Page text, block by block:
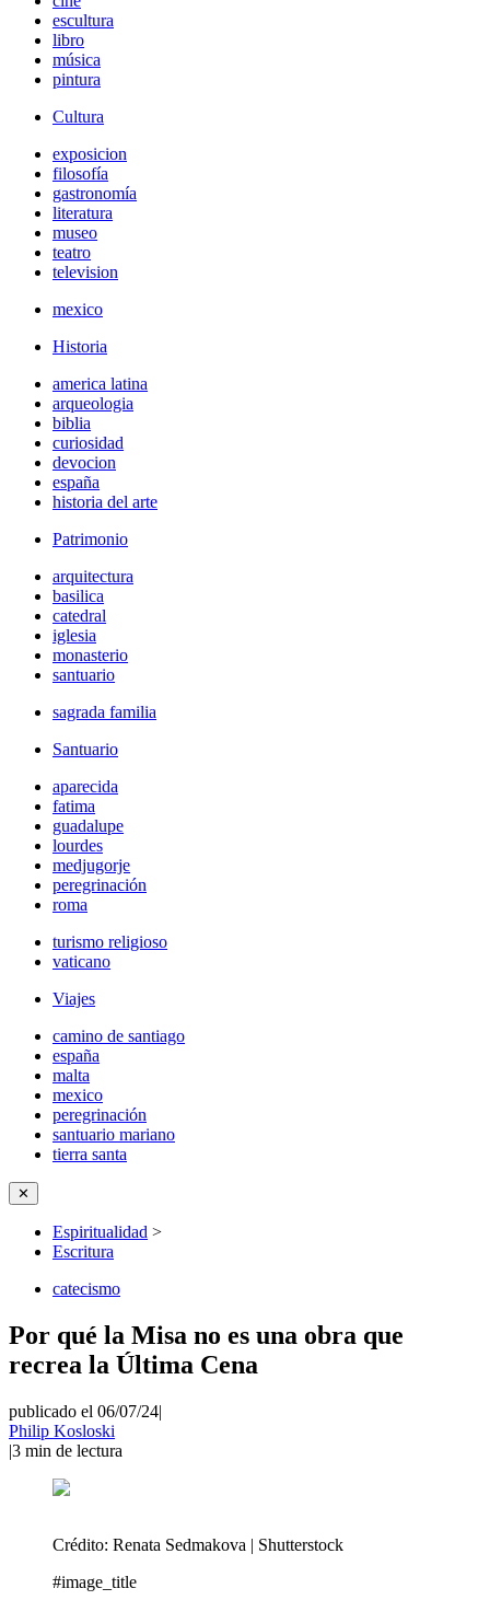
escultura
libro
música
pintura
Cultura
exposicion
filosofía
gastronomía
literatura
museo
teatro
television
mexico
Historia
america latina
arqueologia
biblia
curiosidad
devocion
españa
historia del arte
Patrimonio
arquitectura
basilica
catedral
iglesia
monasterio
santuario
sagrada familia
Santuario
aparecida
fatima
guadalupe
lourdes
medjugorje
peregrinación
roma
turismo religioso
vaticano
Viajes
camino de santiago
españa
malta
mexico
peregrinación
santuario mariano
tierra santa
✕
Espiritualidad >
Escritura
catecismo
Por qué la Misa no es una obra que
recrea la Última Cena
publicado el 06/07/24|
Philip Kosloski
|3 min de lectura
Crédito: Renata Sedmakova | Shutterstock
#image_title